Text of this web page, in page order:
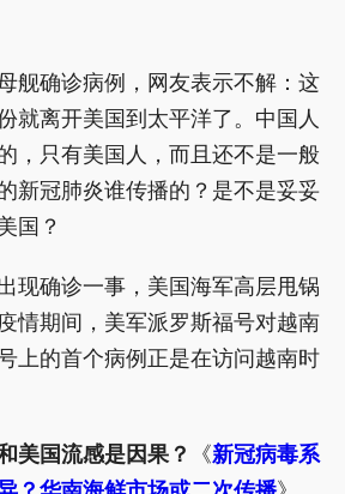
舰确诊病例，网友表示不解：这
就离开美国到太平洋了。中国人
，只有美国人，而且还不是一般
新冠肺炎谁传播的？是不是妥妥
国？
现确诊一事，美国海军高层甩锅
情期间，美军派罗斯福号对越南
上的首个病例正是在访问越南时
美国流感是因果？ 《新冠病毒系